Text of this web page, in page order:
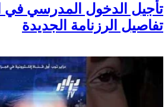
تأجيل الدخول المدرسي في
تفاصيل الرزنامة الجديدة